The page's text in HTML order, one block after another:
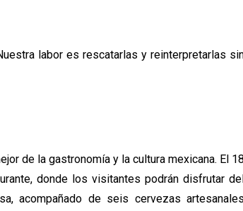
labor es rescatarlas y reinterpretarlas
de la gastronomía y la cultura mexicana. El 18
donde los visitantes podrán disfrutar
acompañado de seis cervezas artesanales